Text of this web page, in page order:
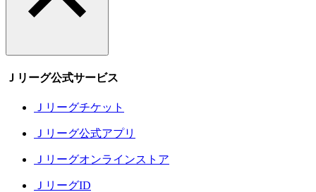
Ｊリーグ公式サービス
Ｊリーグチケット
Ｊリーグ公式アプリ
Ｊリーグオンラインストア
ＪリーグID